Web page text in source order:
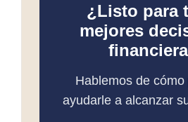
¿Listo para
mejores
Hablemos de
ayudarle a alcanzar